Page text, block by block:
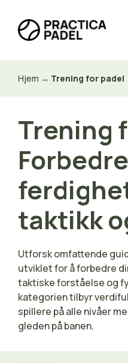
innhold
Hjem → Trening for padel
Trening
Forbedre
taktikk
Utforsk omfattende
utviklet for å forbedre
taktiske forståelse og
kategorien tilbyr
spillere på alle nivåer
gleden på banen.